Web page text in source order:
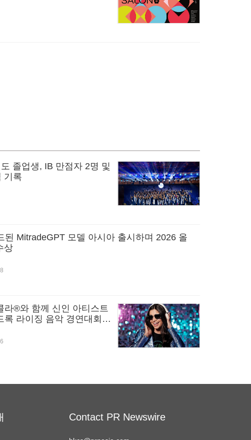
졸업생, IB 만점자 2명 및
기록
된 MitradeGPT 모델 아시아 출시하며 2026 올
상
라®와 함께 신인 아티스트
록 라이징 음악 경연대회
Contact PR Newswire